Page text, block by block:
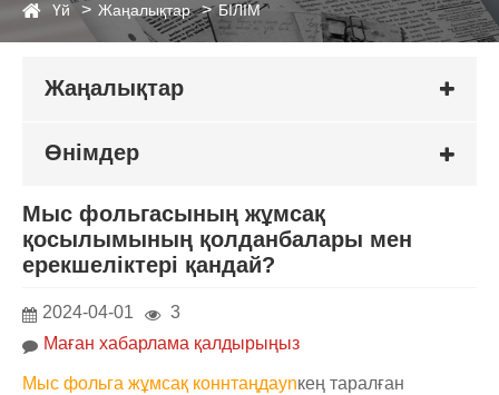
Үй Жаңалықтар БІЛІМ
Жаңалықтар
Өнімдер
Мыс фольгасының жұмсақ
қосылымының қолданбалары мен
ерекшеліктері қандай?
2024-04-01
3
Маған хабарлама қалдырыңыз
Мыс фольга жұмсақ коннтаңдауnкең таралған